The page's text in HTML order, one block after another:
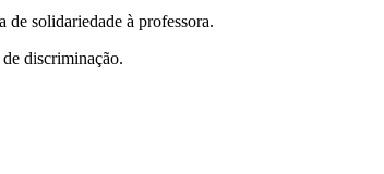
solidariedade à professora.
discriminação.